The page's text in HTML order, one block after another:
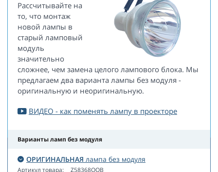
Рассчитывайте на
то, что монтаж
новой лампы в
старый ламповый
модуль
значительно
сложнее, чем замена целого лампового блока. Мы
предлагаем два варианта лампы без модуля -
оригинальную и неоригинальную.
ВИДЕО - как поменять лампу в проекторе
Варианты ламп без модуля
ОРИГИНАЛЬНАЯ лампа без модуля
Артикул товара: Z58368OOB